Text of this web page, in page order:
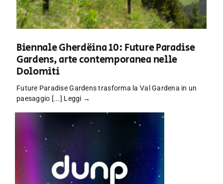
Biennale Gherdëina 10: Future Paradise
Gardens, arte contemporanea nelle
Dolomiti
Future Paradise Gardens trasforma la Val Gardena in un
paesaggio [...] Leggi →